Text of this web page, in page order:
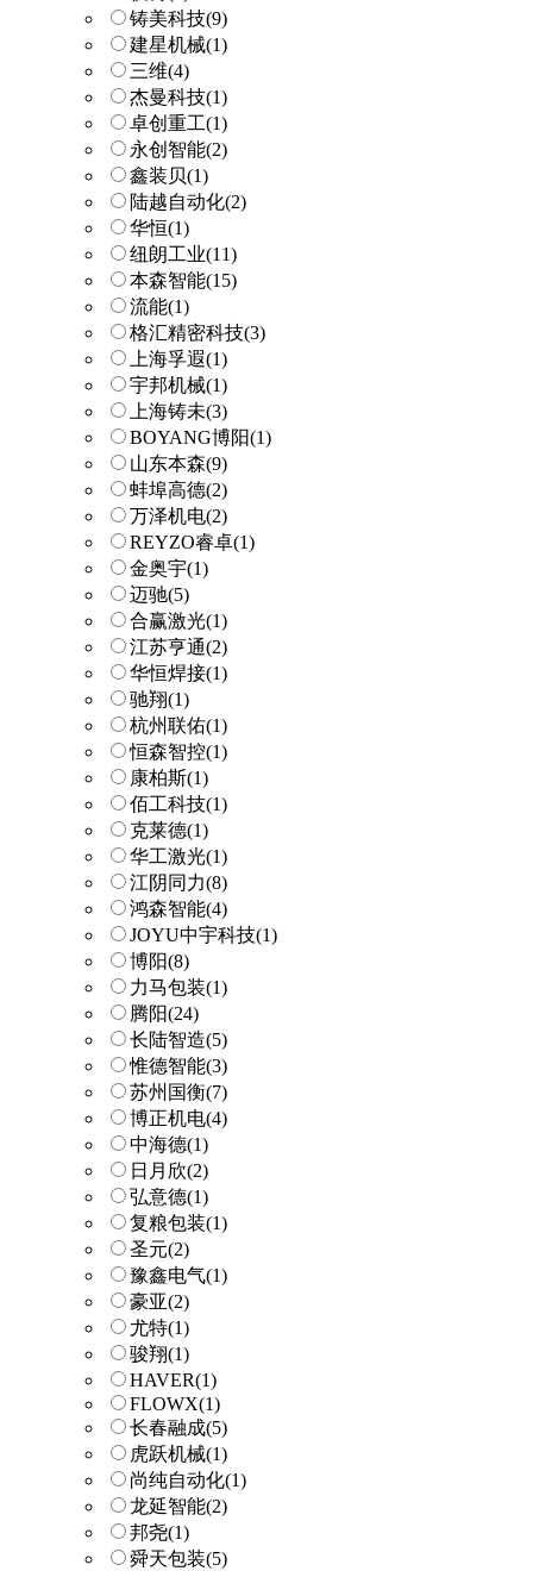
铸美科技(9)
建星机械(1)
三维(4)
杰曼科技(1)
卓创重工(1)
永创智能(2)
鑫装贝(1)
陆越自动化(2)
华恒(1)
纽朗工业(11)
本森智能(15)
流能(1)
格汇精密科技(3)
上海孚遐(1)
宇邦机械(1)
上海铸未(3)
BOYANG博阳(1)
山东本森(9)
蚌埠高德(2)
万泽机电(2)
REYZO睿卓(1)
金奥宇(1)
迈驰(5)
合赢激光(1)
江苏亨通(2)
华恒焊接(1)
驰翔(1)
杭州联佑(1)
恒森智控(1)
康柏斯(1)
佰工科技(1)
克莱德(1)
华工激光(1)
江阴同力(8)
鸿森智能(4)
JOYU中宇科技(1)
博阳(8)
力马包装(1)
腾阳(24)
长陆智造(5)
惟德智能(3)
苏州国衡(7)
博正机电(4)
中海德(1)
日月欣(2)
弘意德(1)
复粮包装(1)
圣元(2)
豫鑫电气(1)
豪亚(2)
尤特(1)
骏翔(1)
HAVER(1)
FLOWX(1)
长春融成(5)
虎跃机械(1)
尚纯自动化(1)
龙延智能(2)
邦尧(1)
舜天包装(5)